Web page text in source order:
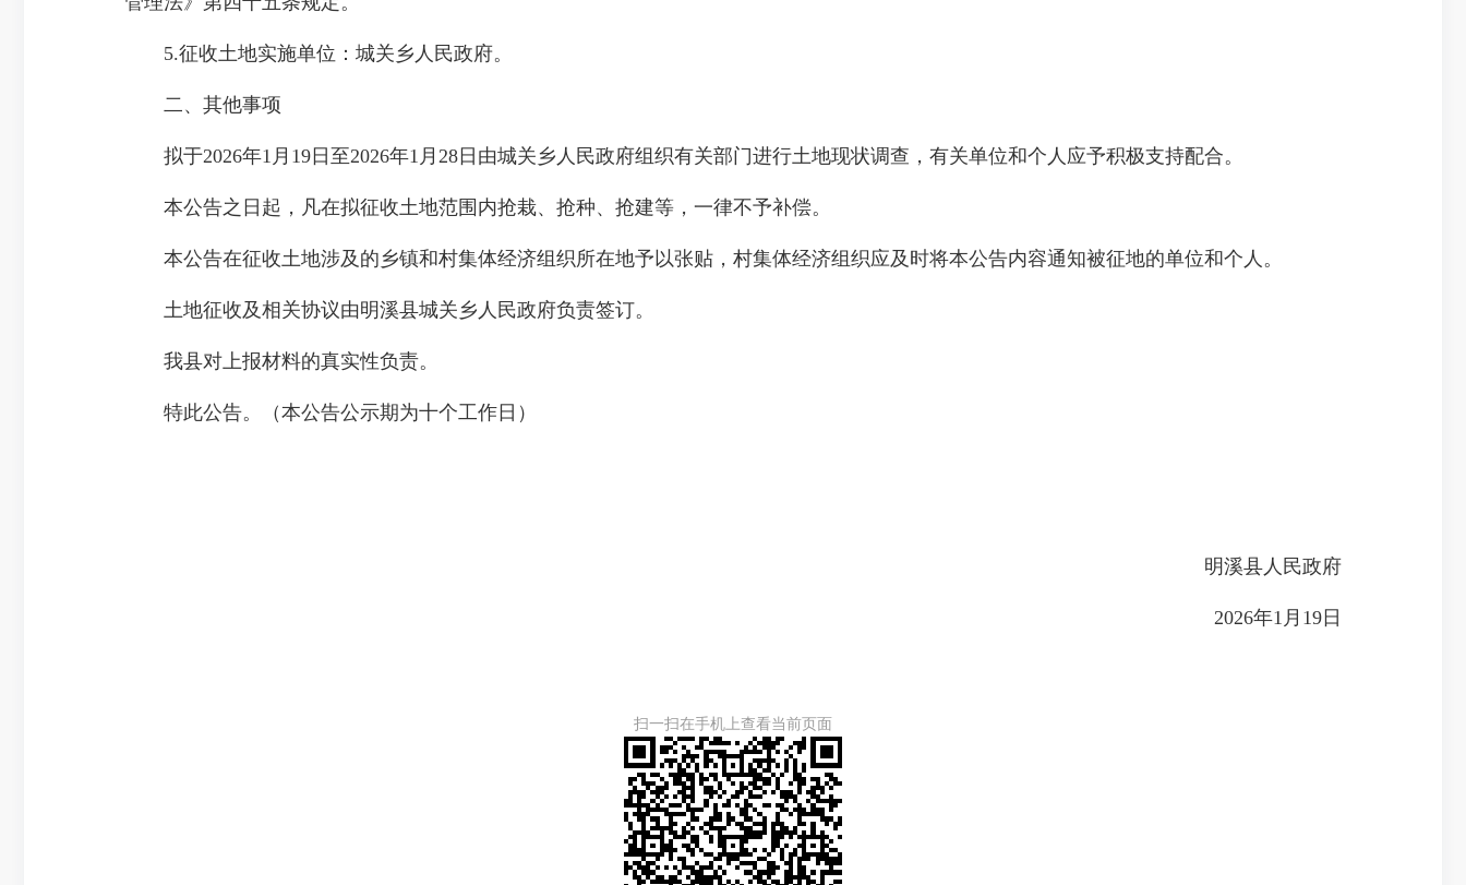
5.征收土地实施单位：城关乡人民政府。
二、其他事项
拟于2026年1月19日至2026年1月28日由城关乡人民政府组织有关部门进行土地现状调查，有关单位和个人应予积极支持配合。
本公告之日起，凡在拟征收土地范围内抢栽、抢种、抢建等，一律不予补偿。
本公告在征收土地涉及的乡镇和村集体经济组织所在地予以张贴，村集体经济组织应及时将本公告内容通知被征地的单位和个人。
土地征收及相关协议由明溪县城关乡人民政府负责签订。
我县对上报材料的真实性负责。
特此公告。（本公告公示期为十个工作日）
明溪县人民政府
2026年1月19日
扫一扫在手机上查看当前页面